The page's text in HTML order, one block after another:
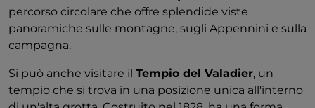
Una delle altre bellissime sale delle Grotte di Frasassi
è laSala delle Candele, dove sottili stalagmiti si
trovano sopra un lago naturale, creando riflessi
potreste prenotare uno deitour di speleologia
dove vi arrampicherete attraverso le aree più strette
percorso circolare che offre splendide viste
panoramiche sulle montagne, sugli Appennini e sulla
campagna.
Si può anche visitare il Tempio del Valadier, un
tempio che si trova in una posizione unica all'interno